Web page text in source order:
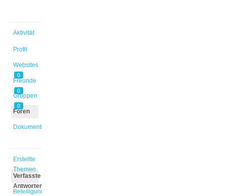
Aktivität
Profil
Websites
0
Freunde
0
Gruppen
0
Foren
Dokumente
Erstellte
Themen
Verfasste
Antworten
Beteiligungen